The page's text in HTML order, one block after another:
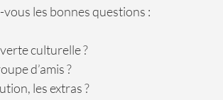
les bonnes questions :
culturelle ?
d’amis ?
les extras ?